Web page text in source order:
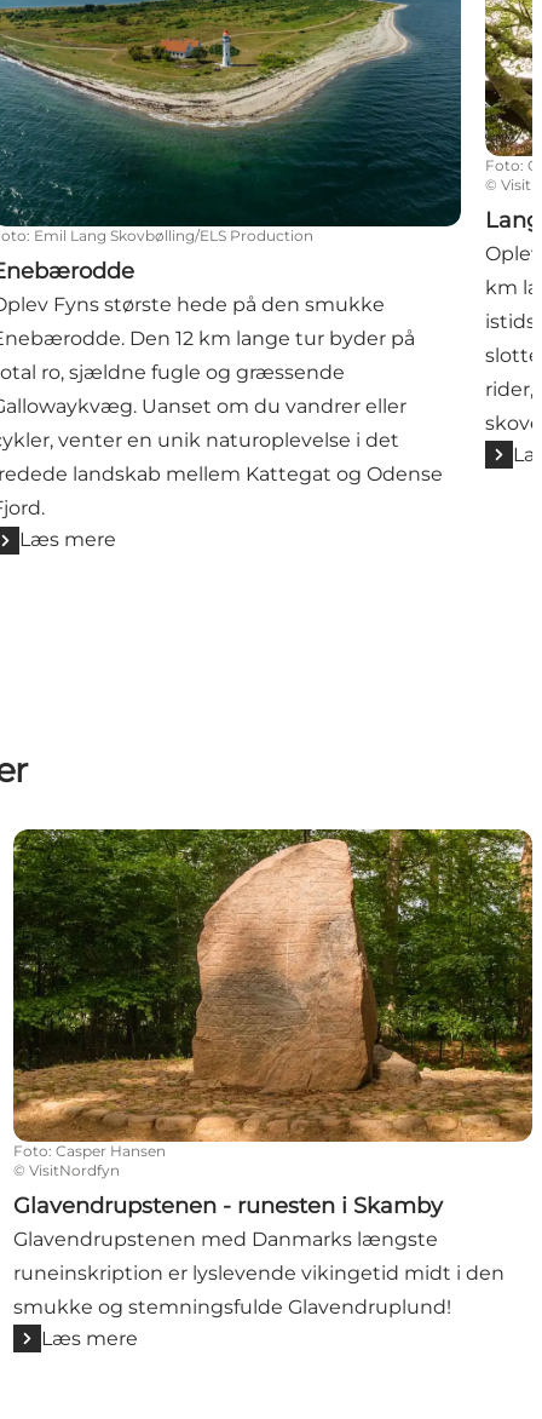
: Emil Lang Skovbølling/ELS Production
Fyns største hede på den smukke
Den 12 km lange tur byder på
ro, sjældne fugle og græssende
Uanset om du vandrer eller
venter en unik naturoplevelse i det
landskab mellem Kattegat og Odense
Læs mere
Foto:
©
km
rider,
Glavendrupstenen - runesten i Skamby
Foto: Casper Hansen
© VisitNordfyn
Glavendrupstenen - runesten i Skamby
Glavendrupstenen med Danmarks længste
runeinskription er lyslevende vikingetid midt i den
smukke og stemningsfulde Glavendruplund!
Læs mere